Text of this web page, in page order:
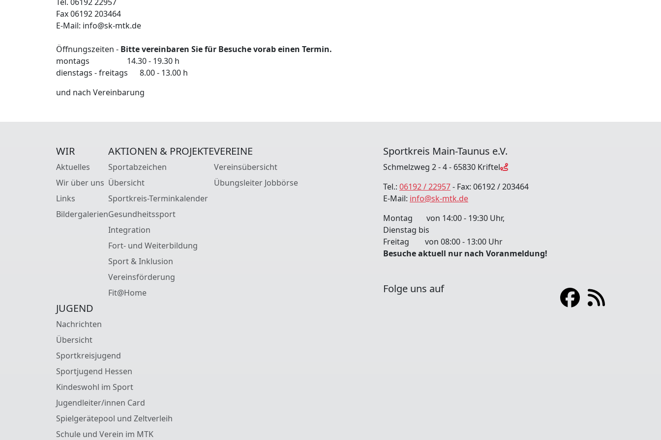
Fax 06192 203464
E-Mail: info@sk-mtk.de
Öffnungszeiten - Bitte vereinbaren Sie für Besuche vorab einen Termin.
montags 14.30 - 19.30 h
dienstags - freitags 8.00 - 13.00 h
und nach Vereinbarung
WIR
Aktuelles
Wir über uns
Links
Bildergalerien
AKTIONEN & PROJEKTE
Sportabzeichen
Übersicht
Sportkreis-Terminkalender
Gesundheitssport
Integration
Fort- und Weiterbildung
Sport & Inklusion
Vereinsförderung
Fit@Home
VEREINE
Vereinsübersicht
Übungsleiter Jobbörse
JUGEND
Nachrichten
Übersicht
Sportkreisjugend
Sportjugend Hessen
Kindeswohl im Sport
Jugendleiter/innen Card
Spielgerätepool und Zeltverleih
Schule und Verein im MTK
Sportkreis Main-Taunus e.V.
Schmelzweg 2 - 4 - 65830 Kriftel
Tel.: 06192 / 22957- Fax: 06192 / 203464
E-Mail: info@sk-mtk.de
Montag von 14:00 - 19:30 Uhr,
Dienstag bis
Freitag von 08:00 - 13:00 Uhr
Besuche aktuell nur nach Voranmeldung!
Folge uns auf